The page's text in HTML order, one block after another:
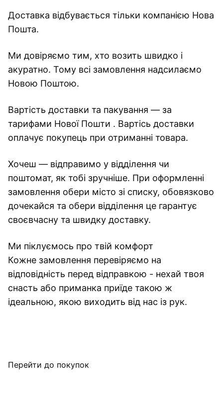
Доставка відбувається тільки компанією Нова
Пошта.
Ми довіряємо тим, хто возить швидко і
акуратно. Тому всі замовлення надсилаємо
Новою Поштою.
Вартість доставки та пакування — за
тарифами Нової Пошти . Вартісь доставки
оплачує покупець при отриманні товара.
Хочеш — відправимо у відділення чи
поштомат, як тобі зручніше. При оформленні
замовлення обери місто зі списку, обовязково
дочекайся та обери відділення це гарантує
своєвчасну та швидку доставку.
Ми піклуємось про твій комфорт
Кожне замовлення перевіряємо на
відповідність перед відправкою - нехай твоя
снасть або приманка приїде такою ж
ідеальною, якою виходить від нас із рук.
Перейти до покупок